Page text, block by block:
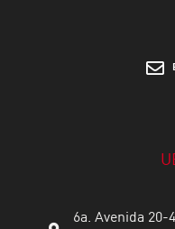
6a. Avenida 20-